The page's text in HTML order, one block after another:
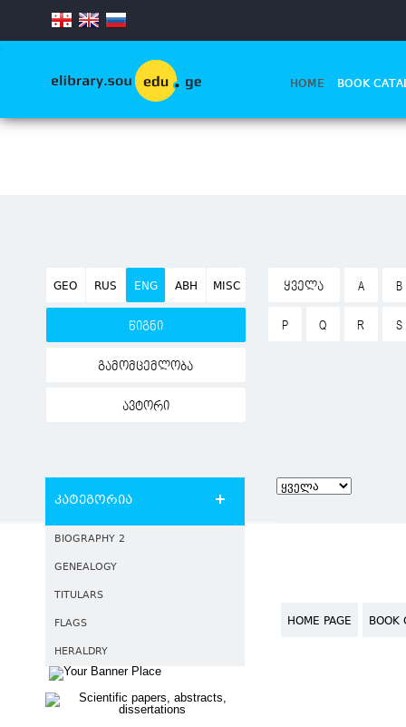
.
HOME BOOK
GEO RUS ENG ABH MISC
წიგნი
გამომცემლობა
ავტორი
ᲧᲕᲔᲚᲐ A B
P Q R S
კატეგორია
BIOGRAPHY 2
GENEALOGY
TITULARS
FLAGS
HERALDRY
HOME PAGE BOOK